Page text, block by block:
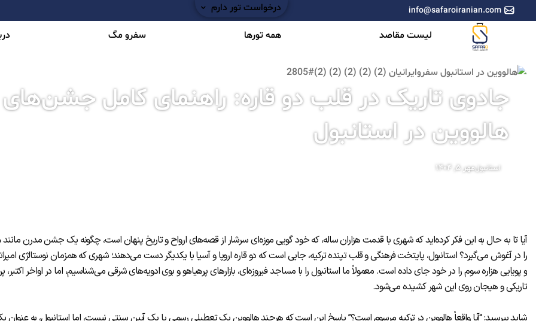
info@safaroiranian.com درخواست تور دارم
لیست مقاصد همه تورها سفرو مگ
جادوی تاریک در قلب دو قاره: راهنمای کامل جشن‌های
هالووین در استانبول
استانبولمهر ۵, ۱۴۰۴
آیا تا به حال به این فکر کرده‌اید که شهری با قدمت هزاران ساله، که خود گویی موزه‌ای سرشار از قصه‌های ارواح و تاریخ پنهان است، چگونه یک جشن مدرن مانند
را در آغوش می‌گیرد؟ استانبول، پایتخت فرهنگی و قلب تپنده ترکیه، جایی است که دو قاره اروپا و آسیا با یکدیگر دست می‌دهند؛ شهری که همزمان نوستالژی
و پویایی هزاره سوم را در خود جای داده است. معمولاً ما استانبول را با مساجد فیروزه‌ای، بازارهای پرهیاهو و بوی ادویه‌های شرقی می‌شناسیم، اما در اواخر اکتبر،
تاریکی و هیجان روی این شهر کشیده می‌شود.
شاید بپرسید: “آیا واقعاً هالووین در ترکیه مرسوم است؟” پاسخ این است که هرچند هالووین یک تعطیلی رسمی یا یک آیین سنتی نیست، اما استانبول، به عنوان